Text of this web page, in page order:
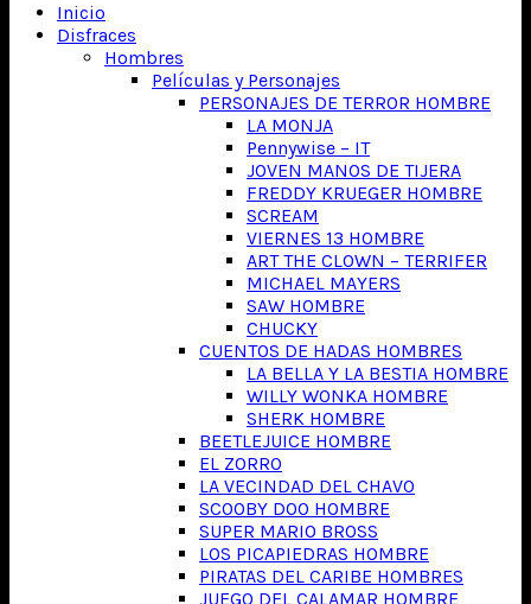
Inicio
Disfraces
Hombres
Películas y Personajes
PERSONAJES DE TERROR HOMBRE
LA MONJA
Pennywise – IT
JOVEN MANOS DE TIJERA
FREDDY KRUEGER HOMBRE
SCREAM
VIERNES 13 HOMBRE
ART THE CLOWN – TERRIFER
MICHAEL MAYERS
SAW HOMBRE
CHUCKY
CUENTOS DE HADAS HOMBRES
LA BELLA Y LA BESTIA HOMBRE
WILLY WONKA HOMBRE
SHERK HOMBRE
BEETLEJUICE HOMBRE
EL ZORRO
LA VECINDAD DEL CHAVO
SCOOBY DOO HOMBRE
SUPER MARIO BROSS
LOS PICAPIEDRAS HOMBRE
PIRATAS DEL CARIBE HOMBRES
JUEGO DEL CALAMAR HOMBRE